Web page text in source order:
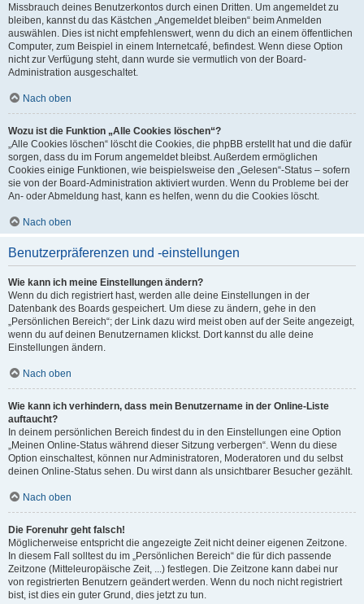
Missbrauch deines Benutzerkontos durch einen Dritten. Um angemeldet zu
bleiben, kannst du das Kästchen „Angemeldet bleiben“ beim Anmelden
auswählen. Dies ist nicht empfehlenswert, wenn du dich an einem öffentlichen
Computer, zum Beispiel in einem Internetcafé, befindest. Wenn diese Option
nicht zur Verfügung steht, dann wurde sie vermutlich von der Board-
Administration ausgeschaltet.
Nach oben
Wozu ist die Funktion „Alle Cookies löschen“?
„Alle Cookies löschen“ löscht die Cookies, die phpBB erstellt hat und die dafür
sorgen, dass du im Forum angemeldet bleibst. Außerdem ermöglichen
Cookies einige Funktionen, wie beispielsweise den „Gelesen“-Status – sofern
sie von der Board-Administration aktiviert wurden. Wenn du Probleme bei der
An- oder Abmeldung hast, kann es helfen, wenn du die Cookies löscht.
Nach oben
Benutzerpräferenzen und -einstellungen
Wie kann ich meine Einstellungen ändern?
Wenn du dich registriert hast, werden alle deine Einstellungen in der
Datenbank des Boards gespeichert. Um diese zu ändern, gehe in den
„Persönlichen Bereich“; der Link dazu wird meist oben auf der Seite angezeigt,
wenn du auf deinen Benutzernamen klickst. Dort kannst du alle deine
Einstellungen ändern.
Nach oben
Wie kann ich verhindern, dass mein Benutzername in der Online-Liste
auftaucht?
In deinem persönlichen Bereich findest du in den Einstellungen eine Option
„Meinen Online-Status während dieser Sitzung verbergen“. Wenn du diese
Option einschaltest, können nur Administratoren, Moderatoren und du selbst
deinen Online-Status sehen. Du wirst dann als unsichtbarer Besucher gezählt.
Nach oben
Die Forenuhr geht falsch!
Möglicherweise entspricht die angezeigte Zeit nicht deiner eigenen Zeitzone.
In diesem Fall solltest du im „Persönlichen Bereich“ die für dich passende
Zeitzone (Mitteleuropäische Zeit, ...) festlegen. Die Zeitzone kann dabei nur
von registrierten Benutzern geändert werden. Wenn du noch nicht registriert
bist, ist dies ein guter Grund, dies jetzt zu tun.